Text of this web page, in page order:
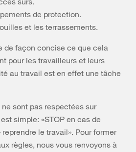
de protection.
et les terrassements.
de façon concise ce que cela
pour les travailleurs et leurs
au travail est en effet une tâche
sont pas respectées sur
simple: «STOP en cas de
le travail». Pour former
règles, nous vous renvoyons à